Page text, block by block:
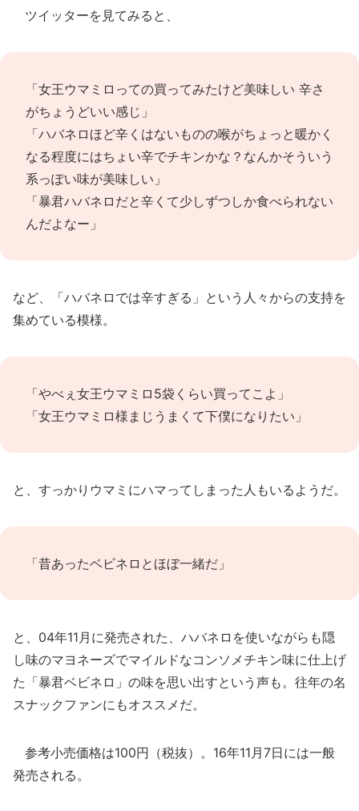
ツイッターを見てみると、
「女王ウマミロっての買ってみたけど美味しい 辛さ
がちょうどいい感じ」
「ハバネロほど辛くはないものの喉がちょっと暖かく
なる程度にはちょい辛でチキンかな？なんかそういう
系っぽい味が美味しい」
「暴君ハバネロだと辛くて少しずつしか食べられない
んだよなー」
など、「ハバネロでは辛すぎる」という人々からの支持を
集めている模様。
「やべぇ女王ウマミロ5袋くらい買ってこよ」
「女王ウマミロ様まじうまくて下僕になりたい」
と、すっかりウマミにハマってしまった人もいるようだ。
「昔あったベビネロとほぼ一緒だ」
と、04年11月に発売された、ハバネロを使いながらも隠
し味のマヨネーズでマイルドなコンソメチキン味に仕上げ
た「暴君ベビネロ」の味を思い出すという声も。往年の名
スナックファンにもオススメだ。
参考小売価格は100円（税抜）。16年11月7日には一般
発売される。